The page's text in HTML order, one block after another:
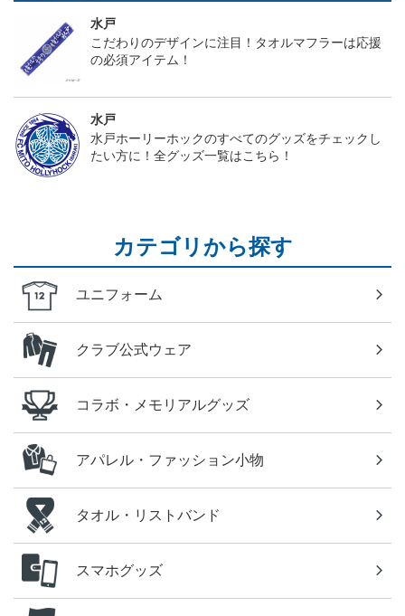
水戸
こだわりのデザインに注目！タオルマフラーは応援
の必須アイテム！
水戸
水戸ホーリーホックのすべてのグッズをチェックし
たい方に！全グッズ一覧はこちら！
カテゴリから探す
ユニフォーム
クラブ公式ウェア
コラボ・メモリアルグッズ
アパレル・ファッション小物
タオル・リストバンド
スマホグッズ